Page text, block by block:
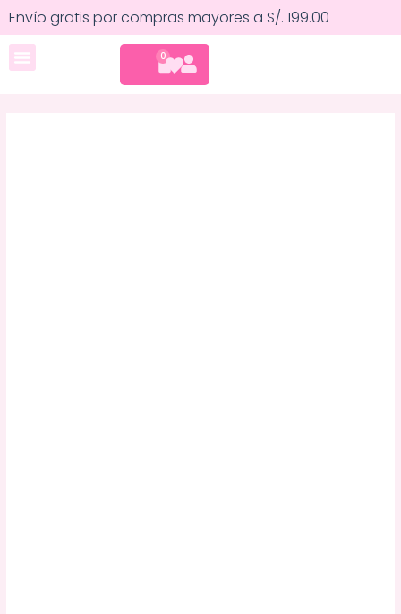
al
contenido
Envío gratis por compras mayores a S/. 199.00
0
CART